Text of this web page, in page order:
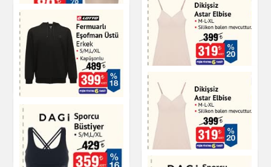
Kışlık Gömlek Erkek
Giyim
Göğüs Dikleştirici
Gizleyici Bant
Giyim
Dikişsiz Astar Elbise
Giyim
Fermuarlı Eşofman
Üstü Erkek
Giyim